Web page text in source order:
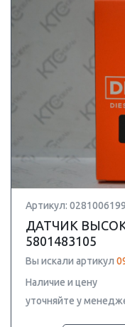
Артикул: 0281006199
ДАТЧИК
5801483105
Вы искали артикул
Наличие и цену
уточняйте у